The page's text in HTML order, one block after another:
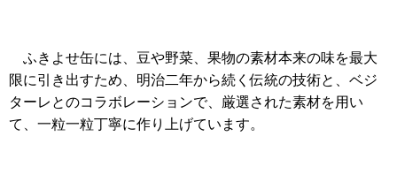
ふきよせ缶には、豆や野菜、果物の素材本来の味を最大
限に引き出すため、明治二年から続く伝統の技術と、ベジ
ターレとのコラボレーションで、厳選された素材を用い
て、一粒一粒丁寧に作り上げています。